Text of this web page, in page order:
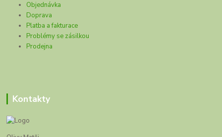
Objednávka
Doprava
Platba a fakturace
Problémy se zásilkou
Prodejna
Kontakty